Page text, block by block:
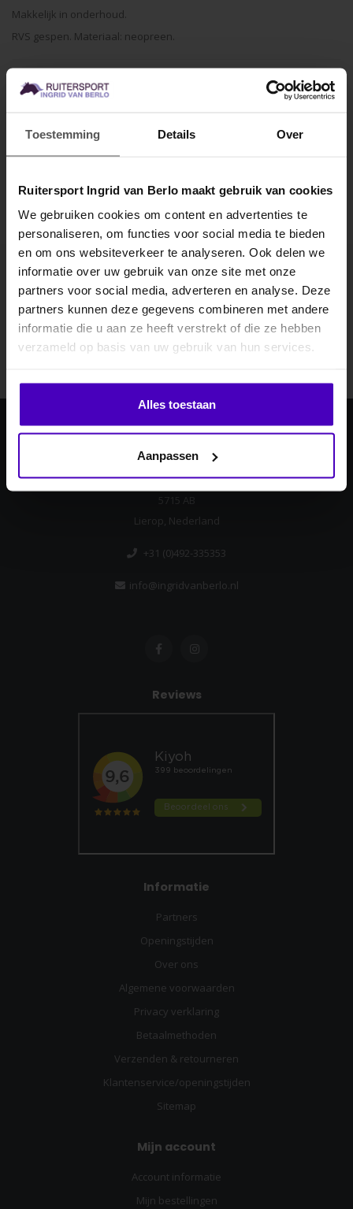
Toestemming Details Over
Ruitersport Ingrid van Berlo maakt gebruik van cookies
We gebruiken cookies om content en advertenties te
personaliseren, om functies voor social media te bieden
en om ons websiteverkeer te analyseren. Ook delen we
informatie over uw gebruik van onze site met onze
partners voor social media, adverteren en analyse. Deze
partners kunnen deze gegevens combineren met andere
informatie die u aan ze heeft verstrekt of die ze hebben
verzameld op basis van uw gebruik van hun services.
Alles toestaan
Aanpassen
Makkelijk in onderhoud.
RVS gespen. Materiaal: neopreen.
Abonneer je op onze nieuwsbrief
Blijf op de hoogte over onze laatste acties
Abonneer
Ingrid van Berlo
Laan ten Boomen 4
5715 AB
Lierop, Nederland
+31 (0)492-335353
info@ingridvanberlo.nl
Reviews
Informatie
Partners
Openingstijden
Over ons
Algemene voorwaarden
Privacy verklaring
Betaalmethoden
Verzenden & retourneren
Klantenservice/openingstijden
Sitemap
Mijn account
Account informatie
Mijn bestellingen
MELD JE AAN VOOR
10% KORTING
.